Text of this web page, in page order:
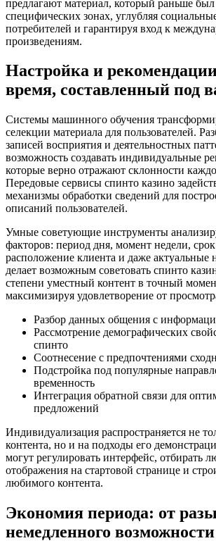
предлагают материал, который раньше был
специфических зонах, углубляя
потребителей и гарантируя вход к
произведениям.
Настройка и
время, составленный под
Системы машинного обучения
селекции материала для пользователей.
записей восприятия и деятельностных
возможность создавать индивидуальные
которые верно отражают склонности
Передовые сервисы спинто казино
механизмы обработки сведений для
описаний пользователей.
Умные советующие инструменты
факторов: период дня, момент недели, срок
расположение клиента и даже актуальные
делает возможным советовать спинто
степени уместный контент в точный
максимизируя удовлетворение от
Разбор данных общения с
Рассмотрение демографических
спинто
Соотнесение с предпочтениями
Подстройка под популярные
временность
Интеграция обратной связи для
предложений
Индивидуализация распространяется не
контента, но и на подходы его
могут регулировать интерфейс, отбирать
отображения на стартовой странице и
любимого контента.
Экономия периода: от
немедленного возможности